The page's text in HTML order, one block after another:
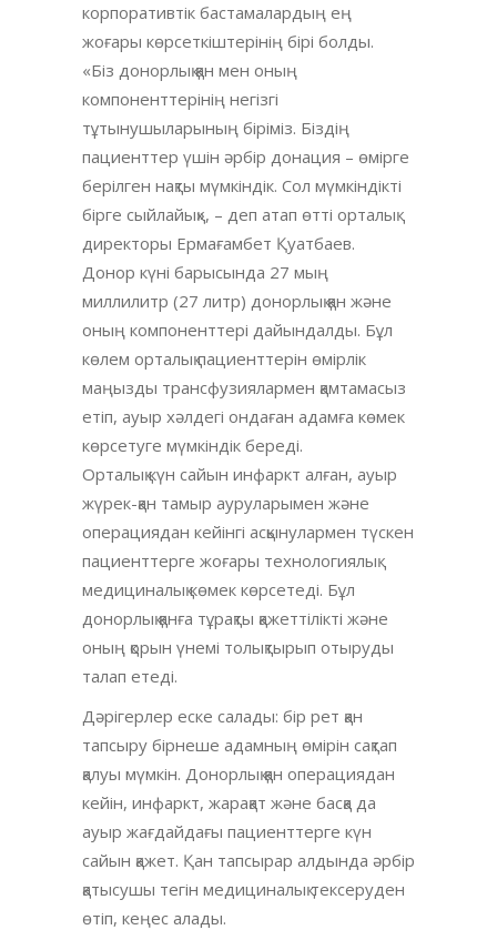
корпоративтік бастамалардың ең
жоғары көрсеткіштерінің бірі болды.
«Біз донорлық қан мен оның
компоненттерінің негізгі
тұтынушыларының біріміз. Біздің
пациенттер үшін әрбір донация – өмірге
берілген нақты мүмкіндік. Сол мүмкіндікті
бірге сыйлайық», – деп атап өтті орталық
директоры Ермағамбет Қуатбаев.
Донор күні барысында 27 мың
миллилитр (27 литр) донорлық қан және
оның компоненттері дайындалды. Бұл
көлем орталық пациенттерін өмірлік
маңызды трансфузиялармен қамтамасыз
етіп, ауыр хәлдегі ондаған адамға көмек
көрсетуге мүмкіндік береді.
Орталық күн сайын инфаркт алған, ауыр
жүрек-қан тамыр ауруларымен және
операциядан кейінгі асқынулармен түскен
пациенттерге жоғары технологиялық
медициналық көмек көрсетеді. Бұл
донорлық қанға тұрақты қажеттілікті және
оның қорын үнемі толықтырып отыруды
талап етеді.
Дәрігерлер еске салады: бір рет қан
тапсыру бірнеше адамның өмірін сақтап
қалуы мүмкін. Донорлық қан операциядан
кейін, инфаркт, жарақат және басқа да
ауыр жағдайдағы пациенттерге күн
сайын қажет. Қан тапсырар алдында әрбір
қатысушы тегін медициналық тексеруден
өтіп, кеңес алады.